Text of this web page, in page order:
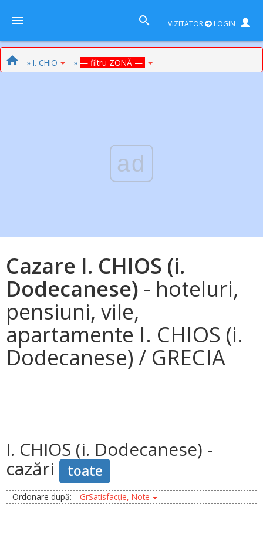
VIZITATOR LOGIN
» I. CHIO » — filtru ZONĂ —
ad
Cazare I. CHIOS (i.
Dodecanese) - hoteluri,
pensiuni, vile,
apartamente I. CHIOS (i.
Dodecanese) / GRECIA
I. CHIOS (i. Dodecanese) -
cazări
toate
Ordonare după: GrSatisfacție, Note